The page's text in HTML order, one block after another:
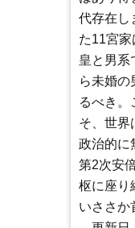
代存在し
た11宮
皇と男系
ら未婚の
るべき。
そ、世界
政治的に
第2次安
枢に座り
いささか